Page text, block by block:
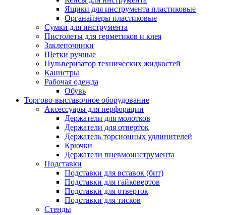
Ящики для инструмента пластиковые
Органайзеры пластиковые
Сумки для инструмента
Пистолеты для герметиков и клея
Заклепочники
Щетки ручные
Пульверизатор технических жидкостей
Канистры
Рабочая одежда
Обувь
Торгово-выставочное оборудование
Аксессуары для перфорации
Держатели для молотков
Держатели для отверток
Держатель торсионных удлинителей
Крючки
Держатели пневмоинструмента
Подставки
Подставки для вставок (бит)
Подставки для гайковертов
Подставки для отверток
Подставки для тисков
Стенды